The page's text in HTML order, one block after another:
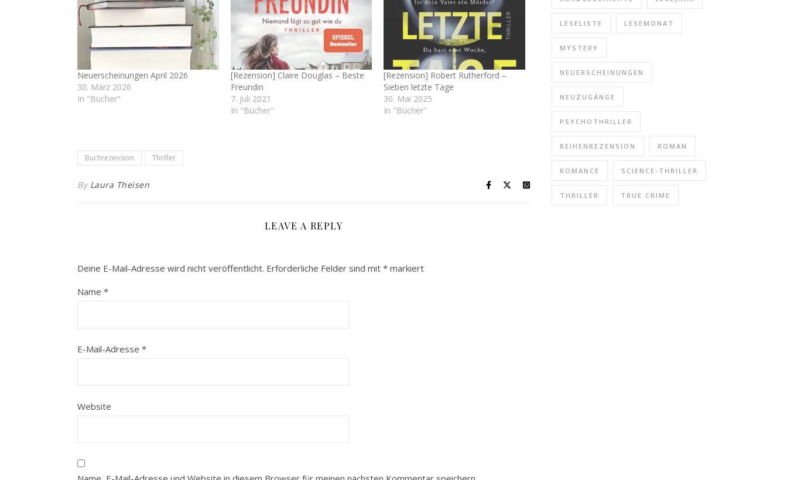
Neuerscheinungen April 2026
30. März 2026
In "Bücher"
[Rezension] Claire Douglas – Beste
Freundin
7. Juli 2021
In "Bücher"
[Rezension] Robert Rutherford –
Sieben letzte Tage
30. Mai 2025
In "Bücher"
Buchrezension Thriller
By Laura Theisen
LEAVE A REPLY
Deine E-Mail-Adresse wird nicht veröffentlicht. Erforderliche Felder sind mit * markiert
Name *
E-Mail-Adresse *
Website
LESELISTE LESEMONAT
MYSTERY
NEUERSCHEINUNGEN
NEUZUGÄNGE
PSYCHOTHRILLER
REIHENREZENSION ROMAN
ROMANCE SCIENCE-THRILLER
THRILLER TRUE CRIME